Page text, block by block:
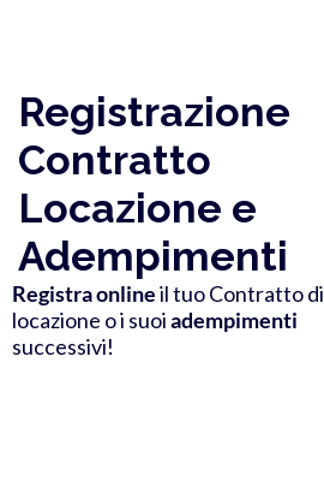
Registrazione
Contratto
Locazione e
Adempimenti
Registra onlineil tuo Contratto di
locazione o i suoiadempimenti
successivi!